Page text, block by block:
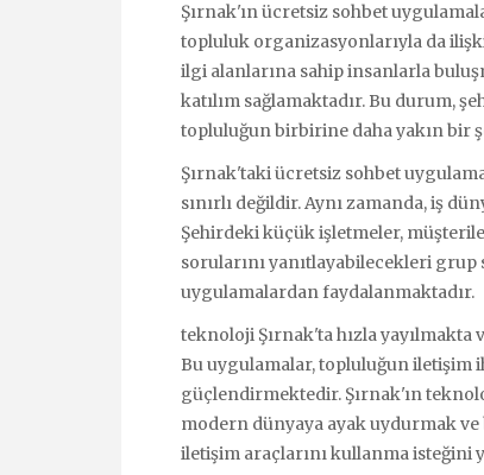
Şırnak'ın ücretsiz sohbet
topluluk organizasyonlarıyla da
ilgi alanlarına sahip insanlarla
katılım sağlamaktadır. Bu durum,
topluluğun birbirine daha yakın bir
Şırnak'taki ücretsiz sohbet
sınırlı değildir. Aynı zamanda, iş
Şehirdeki küçük işletmeler,
sorularını yanıtlayabilecekleri
uygulamalardan faydalanmaktadır.
teknoloji Şırnak'ta hızla
Bu uygulamalar, topluluğun iletişim
güçlendirmektedir. Şırnak'ın
modern dünyaya ayak uydurmak
iletişim araçlarını kullanma isteğini